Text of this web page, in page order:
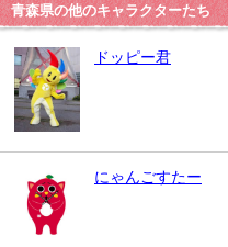
青森県の他のキャラクターたち
ドッピー君
にゃんごすたー